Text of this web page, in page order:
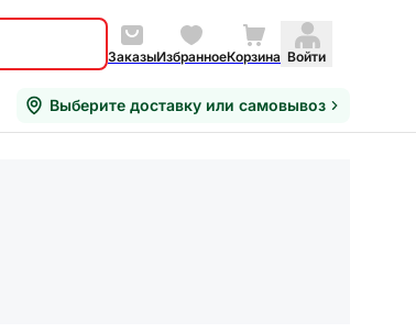
ЗаказыИзбранноеКорзина Войти
Выберите доставку или самовывоз